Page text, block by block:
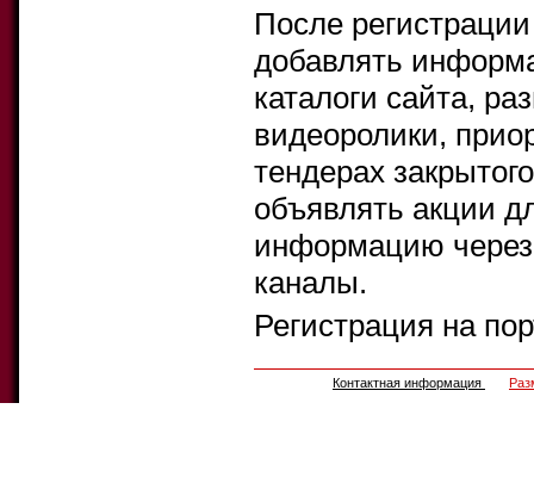
После
добавлять
каталоги сайта,
видеоролики,
тендерах
объявлять акции
информацию
каналы.
Регистрация на
Контактная информация